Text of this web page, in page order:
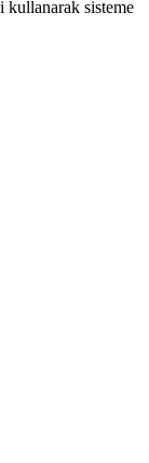
kullanarak sisteme